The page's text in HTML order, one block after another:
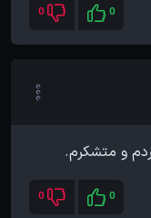
0
0
و متشکرم.
0
0